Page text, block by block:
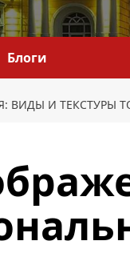
Блоги
ВИДЫ И ТЕКСТУРЫ